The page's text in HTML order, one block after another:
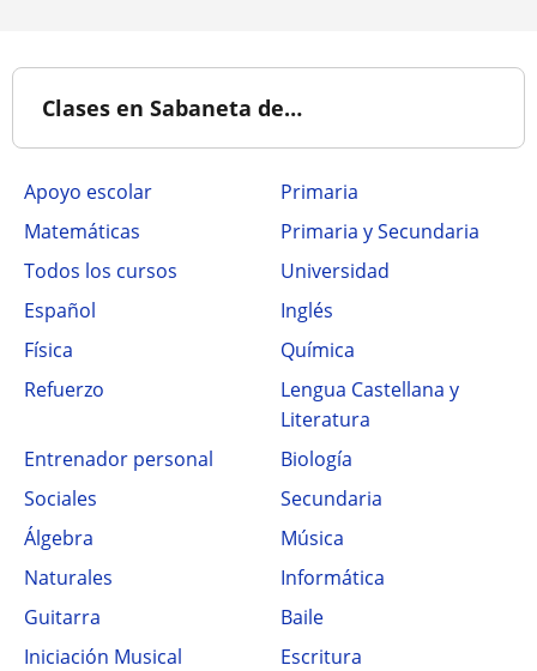
Clases en Sabaneta de…
Apoyo escolar
Primaria
Matemáticas
Primaria y Secundaria
Todos los cursos
Universidad
Español
Inglés
Física
Química
Refuerzo
Lengua Castellana y
Literatura
Entrenador personal
Biología
Sociales
Secundaria
Álgebra
Música
Naturales
Informática
Guitarra
Baile
Iniciación Musical
Escritura